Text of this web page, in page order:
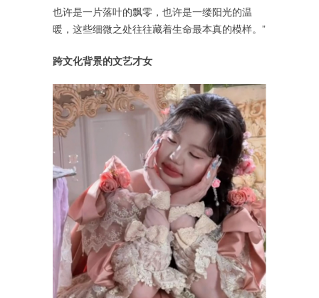
也许是一片落叶的飘零，也许是一缕阳光的温
暖，这些细微之处往往藏着生命最本真的模样。”
跨文化背景的文艺才女